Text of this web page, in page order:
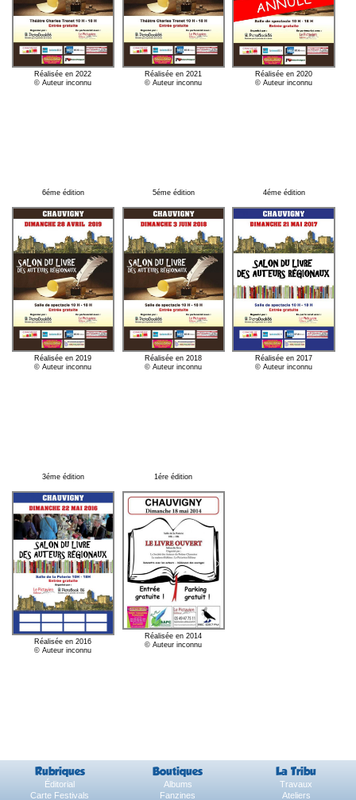
Réalisée en 2022
© Auteur inconnu
Réalisée en 2021
© Auteur inconnu
Réalisée en 2020
© Auteur inconnu
6éme édition
Réalisée en 2019
© Auteur inconnu
5éme édition
Réalisée en 2018
© Auteur inconnu
4éme édition
Réalisée en 2017
© Auteur inconnu
3éme édition
Réalisée en 2016
© Auteur inconnu
1ére édition
Réalisée en 2014
© Auteur inconnu
Rubriques Boutiques La Tribu
Éditorial Albums
Travaux
Carte Festivals
Fanzines Ateliers